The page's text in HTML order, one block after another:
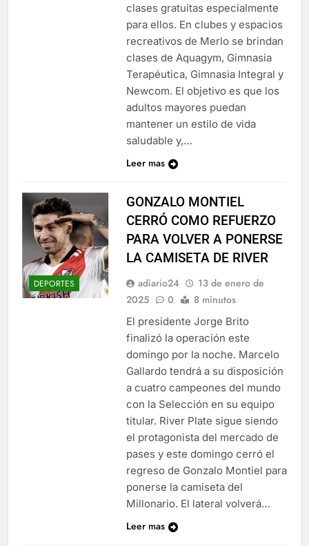
clases gratuitas especialmente
para ellos. En clubes y espacios
recreativos de Merlo se brindan
clases de Aquagym, Gimnasia
Terapéutica, Gimnasia Integral y
Newcom. El objetivo es que los
adultos mayores puedan
mantener un estilo de vida
saludable y,…
Leer mas
DEPORTES
GONZALO MONTIEL
CERRÓ COMO REFUERZO
PARA VOLVER A PONERSE
LA CAMISETA DE RIVER
adiario24
13 de enero de
2025
0 8 minutos
El presidente Jorge Brito
finalizó la operación este
domingo por la noche. Marcelo
Gallardo tendrá a su disposición
a cuatro campeones del mundo
con la Selección en su equipo
titular. River Plate sigue siendo
el protagonista del mercado de
pases y este domingo cerró el
regreso de Gonzalo Montiel para
ponerse la camiseta del
Millonario. El lateral volverá…
Leer mas